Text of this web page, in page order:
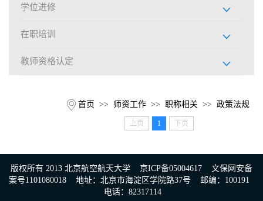
学位进修
在职培训
教师资格认定
首页 >> 师资工作 >> 职称相关 >> 政策法规
上页 1 下页
版权所有 2013 北京航空航天大学 京ICP备05004617 文保网安备
案号1101080018 地址：北京市海淀区学院路37号 邮编：100191
电话：82317114